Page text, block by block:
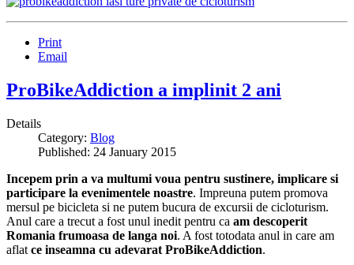
Print
Email
ProBikeAddiction a implinit 2 ani
Details
Category: Blog
Published: 24 January 2015
Incepem prin a va multumi voua pentru sustinere, implicare si
participare la evenimentele noastre. Impreuna putem promova
mersul pe bicicleta si ne putem bucura de excursii de cicloturism.
Anul care a trecut a fost unul inedit pentru ca am descoperit
Romania frumoasa de langa noi. A fost totodata anul in care am
aflat ce inseamna cu adevarat ProBikeAddiction.